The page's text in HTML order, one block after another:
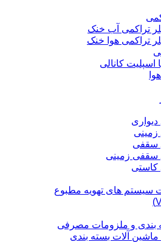
تراکمی آب خنک
تراکمی هوا خنک
اسپلیت کانالی
سقفی
سقفی زمینی
کاستی
سیستم های تهویه مطبوع
بندی و ملزومات مصرفی
ماشین آلات بسته بندی